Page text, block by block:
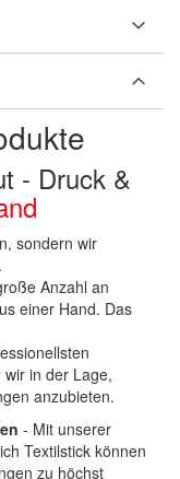
- Druck &
sondern wir
Anzahl an
einer Hand. Das
in der Lage,
anzubieten.
- Mit unserer
Textilstick können
zu höchst